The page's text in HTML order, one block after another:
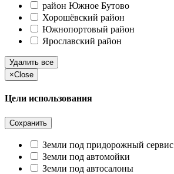
район Южное Бутово
Хорошёвский район
Южнопортовый район
Ярославский район
Удалить все
×Close
Цели использования
Сохранить
Земли под придорожный сервис
Земли под автомойки
Земли под автосалоны